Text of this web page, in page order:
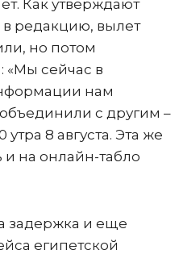
Как утверждают
редакцию, вылет
но потом
сейчас в
нам
с другим –
8 августа. Эта же
на онлайн-табло
задержка и еще
египетской